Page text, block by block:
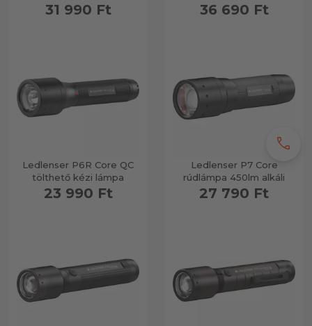
31 990 Ft 36 690 Ft
Ledlenser P6R Core QC
tölthető kézi lámpa
23 990 Ft
Ledlenser P7 Core
rúdlámpa 450lm alkáli
27 790 Ft
call